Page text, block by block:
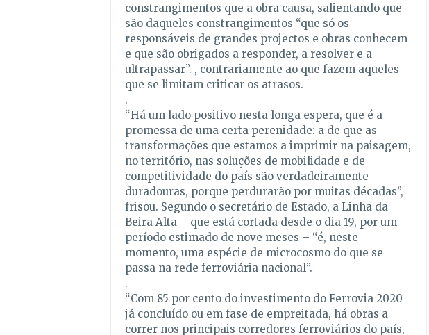
constrangimentos que a obra causa, salientando que
são daqueles constrangimentos “que só os
responsáveis de grandes projectos e obras conhecem
e que são obrigados a responder, a resolver e a
ultrapassar”. , contrariamente ao que fazem aqueles
que se limitam criticar os atrasos.
.
“Há um lado positivo nesta longa espera, que é a
promessa de uma certa perenidade: a de que as
transformações que estamos a imprimir na paisagem,
no território, nas soluções de mobilidade e de
competitividade do país são verdadeiramente
duradouras, porque perdurarão por muitas décadas”,
frisou. Segundo o secretário de Estado, a Linha da
Beira Alta – que está cortada desde o dia 19, por um
período estimado de nove meses – “é, neste
momento, uma espécie de microcosmo do que se
passa na rede ferroviária nacional”.
.
“Com 85 por cento do investimento do Ferrovia 2020
já concluído ou em fase de empreitada, há obras a
correr nos principais corredores ferroviários do país,